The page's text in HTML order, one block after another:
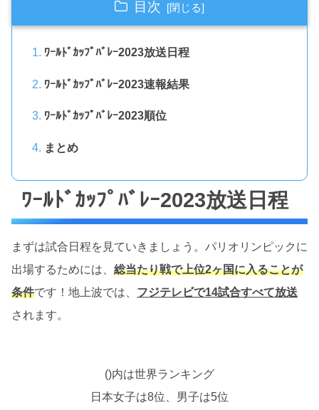
目次
ﾜｰﾙﾄﾞｶｯﾌﾟﾊﾞﾚｰ2023放送日程
ﾜｰﾙﾄﾞｶｯﾌﾟﾊﾞﾚｰ2023速報結果
ﾜｰﾙﾄﾞｶｯﾌﾟﾊﾞﾚｰ2023順位
まとめ
ﾜｰﾙﾄﾞｶｯﾌﾟﾊﾞﾚｰ2023放送日程
まずは試合日程を見ていきましょう。パリオリンピックに
出場するためには、 総当たり戦で上位2ヶ国に入ることが
条件です！地上波では、 フジテレビで14試合すべて放送
されます。
()内は世界ランキング
日本女子は8位、男子は5位